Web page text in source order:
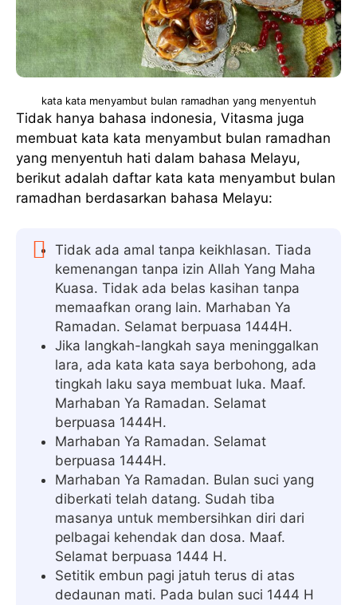
kata kata menyambut bulan ramadhan yang menyentuh
Tidak hanya bahasa indonesia, Vitasma juga
membuat kata kata menyambut bulan ramadhan
yang menyentuh hati dalam bahasa Melayu,
berikut adalah daftar kata kata menyambut bulan
ramadhan berdasarkan bahasa Melayu:
Tidak ada amal tanpa keikhlasan. Tiada
kemenangan tanpa izin Allah Yang Maha
Kuasa. Tidak ada belas kasihan tanpa
memaafkan orang lain. Marhaban Ya
Ramadan. Selamat berpuasa 1444H.
Jika langkah-langkah saya meninggalkan
lara, ada kata kata saya berbohong, ada
tingkah laku saya membuat luka. Maaf.
Marhaban Ya Ramadan. Selamat
berpuasa 1444H.
Marhaban Ya Ramadan. Selamat
berpuasa 1444H.
Marhaban Ya Ramadan. Bulan suci yang
diberkati telah datang. Sudah tiba
masanya untuk membersihkan diri dari
pelbagai kehendak dan dosa. Maaf.
Selamat berpuasa 1444 H.
Setitik embun pagi jatuh terus di atas
dedaunan mati. Pada bulan suci 1444 H